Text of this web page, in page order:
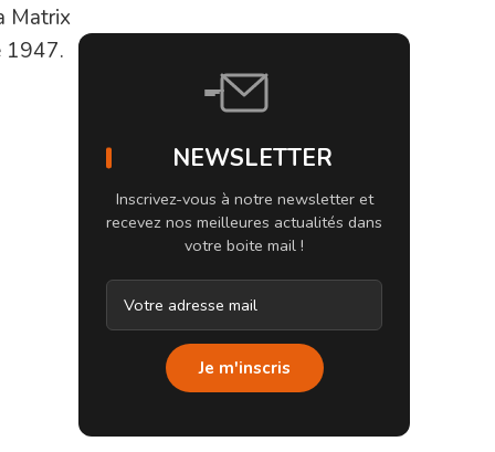
Matrix
1947.
NEWSLETTER
Inscrivez-vous à notre newsletter et
recevez nos meilleures actualités dans
votre boite mail !
Je m'inscris